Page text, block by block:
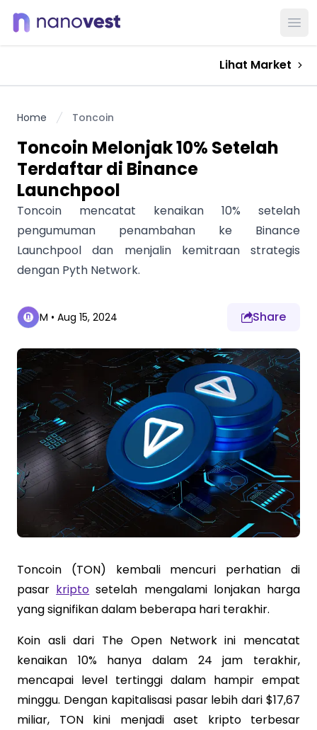
Lihat Market
Home Toncoin
Toncoin Melonjak 10% Setelah
Terdaftar di Binance
Launchpool
Toncoin mencatat kenaikan 10% setelah
pengumuman penambahan ke Binance
Launchpool dan menjalin kemitraan strategis
dengan Pyth Network.
M • Aug 15, 2024 Share
Toncoin (TON) kembali mencuri perhatian di
pasar kripto setelah mengalami lonjakan harga
yang signifikan dalam beberapa hari terakhir.
Koin asli dari The Open Network ini mencatat
kenaikan 10% hanya dalam 24 jam terakhir,
mencapai level tertinggi dalam hampir empat
minggu. Dengan kapitalisasi pasar lebih dari $17,67
miliar, TON kini menjadi aset kripto terbesar